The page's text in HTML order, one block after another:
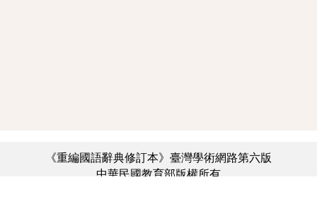
《重編國語辭典修訂本》臺灣學術網路第六版
中華民國教育部版權所有